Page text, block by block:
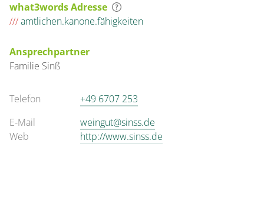
what3words Adresse
///amtlichen.kanone.fähigkeiten
Ansprechpartner
Familie Sinß
Telefon
+49 6707 253
E-Mail
weingut@sinss.de
Web
http://www.sinss.de